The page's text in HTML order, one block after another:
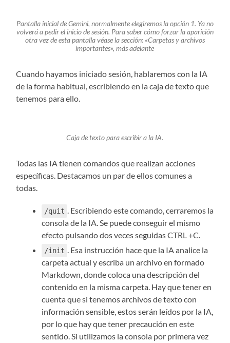
Pantalla inicial de Gemini, normalmente elegiremos la opción 1. Ya no
volverá a pedir el inicio de sesión. Para saber cómo forzar la aparición
otra vez de esta pantalla véase la sección: «Carpetas y archivos
importantes», más adelante
Cuando hayamos iniciado sesión, hablaremos con la IA
de la forma habitual, escribiendo en la caja de texto que
tenemos para ello.
Caja de texto para escribir a la IA.
Todas las IA tienen comandos que realizan acciones
específicas. Destacamos un par de ellos comunes a
todas.
/quit . Escribiendo este comando, cerraremos la
consola de la IA. Se puede conseguir el mismo
efecto pulsando dos veces seguidas CTRL +C.
/init . Esa instrucción hace que la IA analice la
carpeta actual y escriba un archivo en formado
Markdown, donde coloca una descripción del
contenido en la misma carpeta. Hay que tener en
cuenta que si tenemos archivos de texto con
información sensible, estos serán leídos por la IA,
por lo que hay que tener precaución en este
sentido. Si utilizamos la consola por primera vez